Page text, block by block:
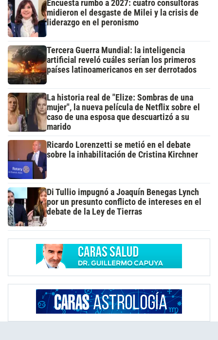
Encuesta rumbo a 2027: cuatro consultoras
midieron el desgaste de Milei y la crisis de
liderazgo en el peronismo
Tercera Guerra Mundial: la inteligencia
artificial reveló cuáles serían los primeros
países latinoamericanos en ser derrotados
La historia real de "Elize: Sombras de una
mujer", la nueva película de Netflix sobre el
caso de una esposa que descuartizó a su
marido
Ricardo Lorenzetti se metió en el debate
sobre la inhabilitación de Cristina Kirchner
Di Tullio impugnó a Joaquín Benegas Lynch
por un presunto conflicto de intereses en el
debate de la Ley de Tierras